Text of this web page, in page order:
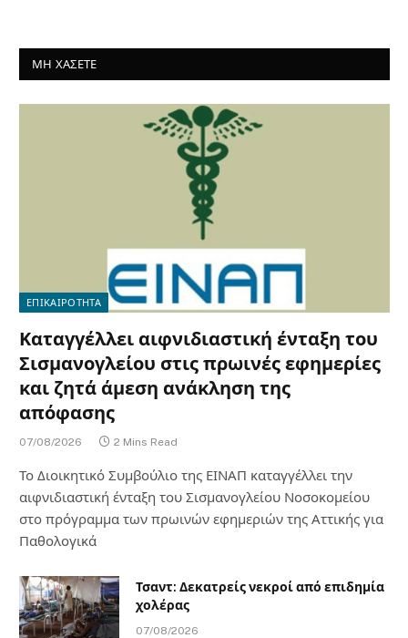
ΜΗ ΧΑΣΕΤΕ
ΕΠΙΚΑΙΡΟΤΗΤΑ
Καταγγέλλει αιφνιδιαστική ένταξη του
Σισμανογλείου στις πρωινές εφημερίες
και ζητά άμεση ανάκληση της
απόφασης
07/08/2026 2 Mins Read
Το Διοικητικό Συμβούλιο της ΕΙΝΑΠ καταγγέλλει την
αιφνιδιαστική ένταξη του Σισμανογλείου Νοσοκομείου
στο πρόγραμμα των πρωινών εφημεριών της Αττικής για
Παθολογικά
Τσαντ: Δεκατρείς νεκροί από επιδημία
χολέρας
07/08/2026